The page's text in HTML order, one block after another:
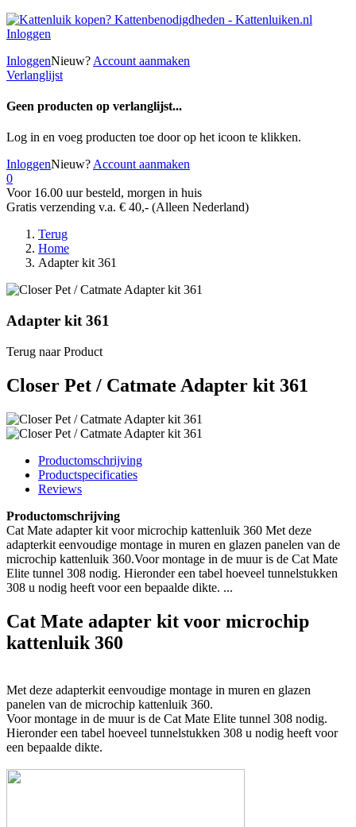
Inloggen
InloggenNieuw? Account aanmaken
Verlanglijst
Geen producten op verlanglijst...
Log in en voeg producten toe door op het icoon te klikken.
InloggenNieuw? Account aanmaken
0
Voor 16.00 uur besteld, morgen in huis
Gratis verzending v.a. € 40,- (Alleen Nederland)
Terug
Home
Adapter kit 361
Adapter kit 361
Terug naar Product
Closer Pet / Catmate Adapter kit 361
Productomschrijving
Productspecificaties
Reviews
Productomschrijving
Cat Mate adapter kit voor microchip kattenluik 360 Met deze
adapterkit eenvoudige montage in muren en glazen panelen van de
microchip kattenluik 360.Voor montage in de muur is de Cat Mate
Elite tunnel 308 nodig. Hieronder een tabel hoeveel tunnelstukken
308 u nodig heeft voor een bepaalde dikte. ...
Cat Mate adapter kit voor microchip
kattenluik 360
Met deze adapterkit eenvoudige montage in muren en glazen
panelen van de microchip kattenluik 360.
Voor montage in de muur is de Cat Mate Elite tunnel 308 nodig.
Hieronder een tabel hoeveel tunnelstukken 308 u nodig heeft voor
een bepaalde dikte.